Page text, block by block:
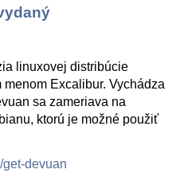
linuxovej distribúcie
Excalibur. Vychádza
sa zameriava na
ktorú je možné použiť
get-devuan